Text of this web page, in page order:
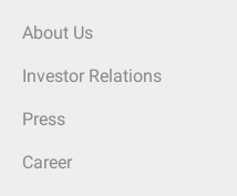
About Us
Investor Relations
Press
Career